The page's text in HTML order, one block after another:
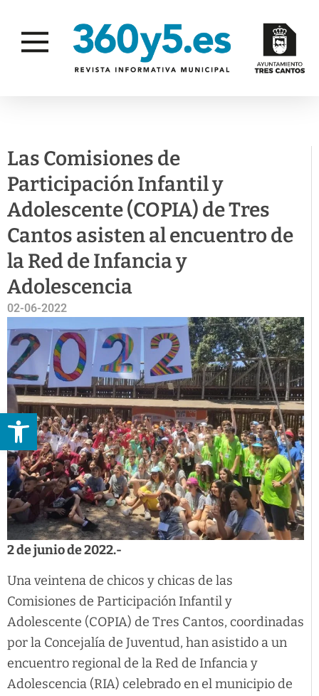
Abrir barra de herramientas
Las Comisiones de
Participación Infantil y
Adolescente (COPIA) de Tres
Cantos asisten al encuentro de
la Red de Infancia y
Adolescencia
02-06-2022
2 de junio de 2022.-
Una veintena de chicos y chicas de las
Comisiones de Participación Infantil y
Adolescente (COPIA) de Tres Cantos, coordinadas
por la Concejalía de Juventud, han asistido a un
encuentro regional de la Red de Infancia y
Adolescencia (RIA) celebrado en el municipio de